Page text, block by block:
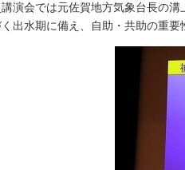
演会では元佐賀地方気象台長の
出水期に備え、自助・共助の重要